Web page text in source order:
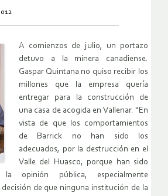
A comienzos de julio, un portazo
detuvo a la minera canadiense.
Gaspar Quintana no quiso recibir los
millones que la empresa quería
entregar para la construcción de
una casa de acogida en Vallenar. “En
vista de que los comportamientos
de Barrick no han sido los
adecuados, por la destrucción en el
Valle del Huasco, porque han sido
la opinión pública, especialmente
de que ninguna institución de la